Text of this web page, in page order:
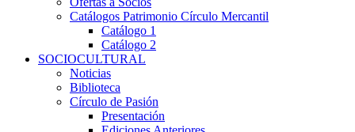
Catálogos Patrimonio Círculo Mercantil
Catálogo 1
Catálogo 2
SOCIOCULTURAL
Noticias
Biblioteca
Círculo de Pasión
Presentación